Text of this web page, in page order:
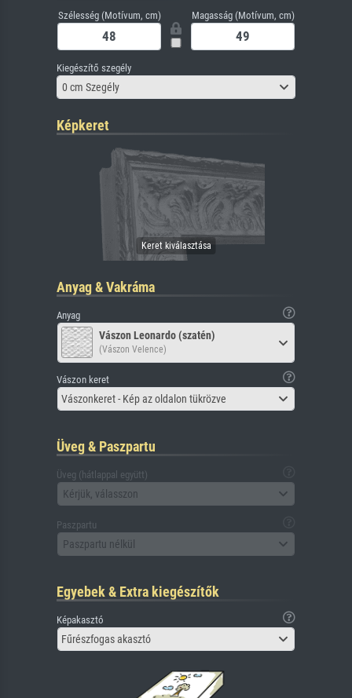
Szélesség (Motívum, cm) Magasság (Motívum, cm)
Kiegészítő szegély
0 cm Szegély
Képkeret
Anyag & Vakráma
Anyag
Vászon Leonardo (szatén)
(Vászon Velence)
Vászon keret
Vászonkeret - Kép az oldalon tükrözve
Üveg & Paszpartu
Üveg (hátlappal együtt)
Kérjük, válasszon
Paszpartu
Paszpartu nélkül
Egyebek & Extra kiegészítők
Képakasztó
Fűrészfogas akasztó